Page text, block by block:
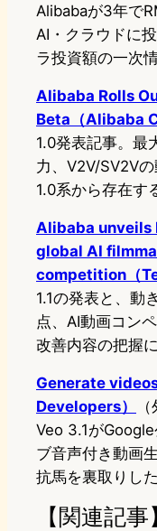
Alibabaが3年で
AI・クラウドに
ラ投資額の一次
Alibaba Rolls
Beta（Alibaba
1.0発表記事。最
力、V2V/SV2V
1.0系から存在す
Alibaba unveils
global AI
competition（
1.1の発表と、動
点、AI動画コン
改善内容の把握に
Generate
Developers）
Veo 3.1が
ブ音声付き動画
抗馬を裏取りし
【関連記事】